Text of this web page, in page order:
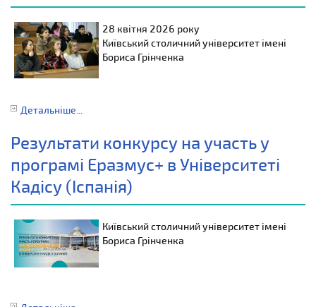
28 квітня 2026 року
Київський столичний університет імені
Бориса Грінченка
Детальніше...
Результати конкурсу на участь у
програмі Еразмус+ в Університеті
Кадісу (Іспанія)
Київський столичний університет імені
Бориса Грінченка